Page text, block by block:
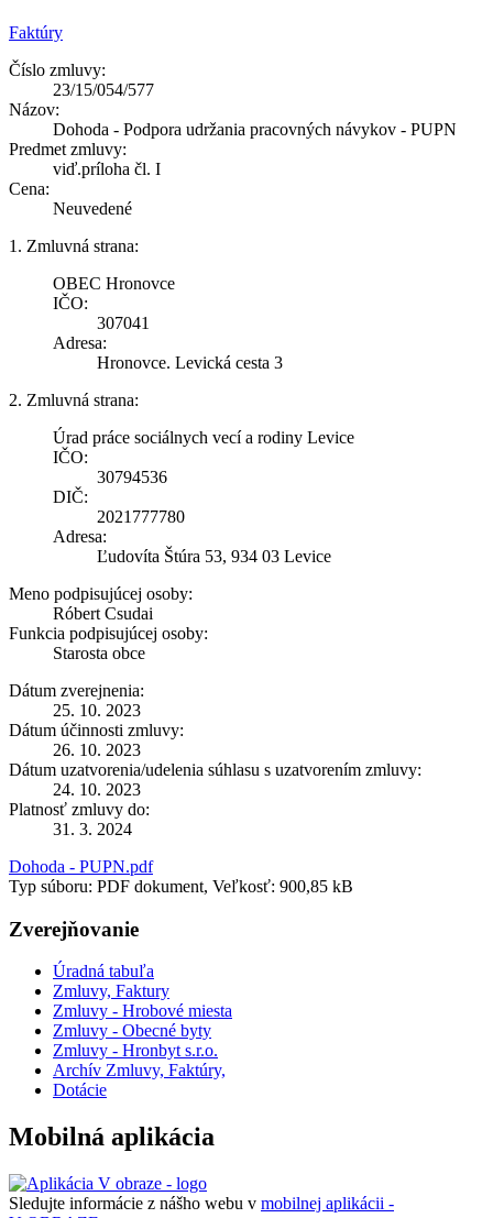
Faktúry
Číslo zmluvy:
23/15/054/577
Názov:
Dohoda - Podpora udržania pracovných návykov - PUPN
Predmet zmluvy:
viď.príloha čl. I
Cena:
Neuvedené
1. Zmluvná strana:
OBEC Hronovce
IČO:
307041
Adresa:
Hronovce. Levická cesta 3
2. Zmluvná strana:
Úrad práce sociálnych vecí a rodiny Levice
IČO:
30794536
DIČ:
2021777780
Adresa:
Ľudovíta Štúra 53, 934 03 Levice
Meno podpisujúcej osoby:
Róbert Csudai
Funkcia podpisujúcej osoby:
Starosta obce
Dátum zverejnenia:
25. 10. 2023
Dátum účinnosti zmluvy:
26. 10. 2023
Dátum uzatvorenia/udelenia súhlasu s uzatvorením zmluvy:
24. 10. 2023
Platnosť zmluvy do:
31. 3. 2024
Dohoda - PUPN.pdf
Typ súboru: PDF dokument, Veľkosť: 900,85 kB
Zverejňovanie
Úradná tabuľa
Zmluvy, Faktury
Zmluvy - Hrobové miesta
Zmluvy - Obecné byty
Zmluvy - Hronbyt s.r.o.
Archív Zmluvy, Faktúry,
Dotácie
Mobilná aplikácia
Sledujte informácie z nášho webu v mobilnej aplikácii -